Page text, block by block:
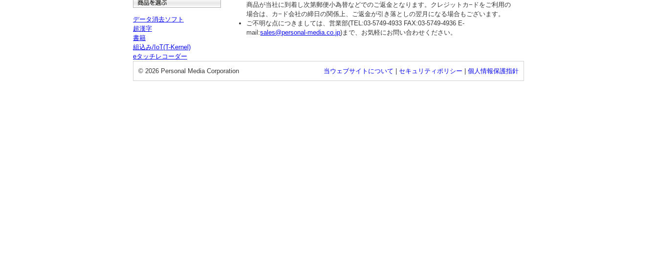
商品が当社に到着し次第郵便小為替などでのご返金となります。クレジットカ−ドをご利用の
場合は、カ−ド会社の締日の関係上、ご返金が引き落としの翌月になる場合もございます。
ご不明な点につきましては、営業部(TEL:03-5749-4933 FAX:03-5749-4936 E-
mail:sales@personal-media.co.jp)まで、お気軽にお問い合わせください。
データ消去ソフト
超漢字
書籍
組込み/IoT(T-Kernel)
eタッチレコーダー
当ウェブサイトについて
セキュリティポリシー 個人情報保護指針
© 2026 Personal Media Corporation